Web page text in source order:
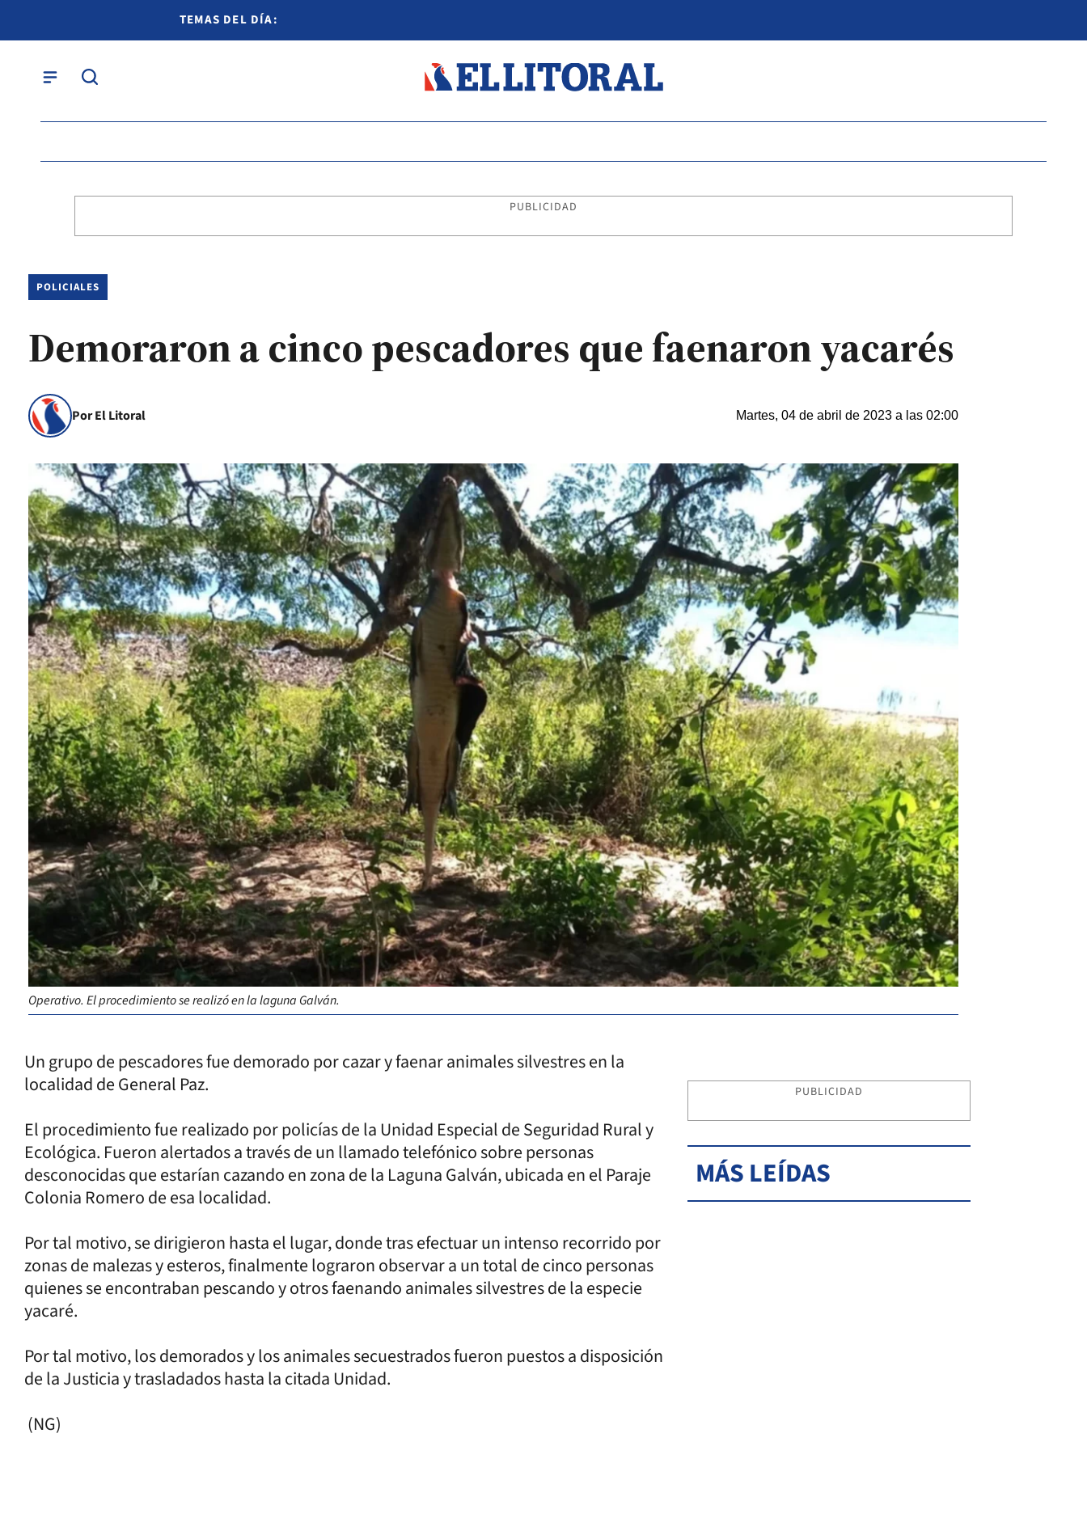
TEMAS DEL DÍA:
PUBLICIDAD
POLICIALES
Demoraron a cinco pescadores que faenaron yacarés
Por El Litoral Martes, 04 de abril de 2023 a las 02:00
Operativo. El procedimiento se realizó en la laguna Galván.
Un grupo de pescadores fue demorado por cazar y faenar animales silvestres en la
localidad de General Paz.
El procedimiento fue realizado por policías de la Unidad Especial de Seguridad Rural y
Ecológica. Fueron alertados a través de un llamado telefónico sobre personas
desconocidas que estarían cazando en zona de la Laguna Galván, ubicada en el Paraje
Colonia Romero de esa localidad.
Por tal motivo, se dirigieron hasta el lugar, donde tras efectuar un intenso recorrido por
zonas de malezas y esteros, finalmente lograron observar a un total de cinco personas
quienes se encontraban pescando y otros faenando animales silvestres de la especie
yacaré.
Por tal motivo, los demorados y los animales secuestrados fueron puestos a disposición
de la Justicia y trasladados hasta la citada Unidad.
(NG)
PUBLICIDAD
MÁS LEÍDAS